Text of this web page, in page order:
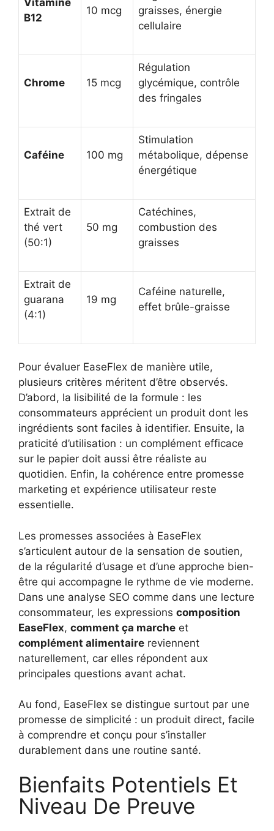
B12
10 mcg
graisses, énergie
cellulaire
Chrome 15 mcg
Régulation
glycémique, contrôle
des fringales
Caféine 100 mg
Stimulation
métabolique, dépense
énergétique
Extrait de
thé vert
(50:1)
50 mg
Catéchines,
combustion des
graisses
Extrait de
guarana
(4:1)
19 mg
Caféine naturelle,
effet brûle-graisse
Pour évaluer EaseFlex de manière utile,
plusieurs critères méritent d’être observés.
D’abord, la lisibilité de la formule : les
consommateurs apprécient un produit dont les
ingrédients sont faciles à identifier. Ensuite, la
praticité d’utilisation : un complément efficace
sur le papier doit aussi être réaliste au
quotidien. Enfin, la cohérence entre promesse
marketing et expérience utilisateur reste
essentielle.
Les promesses associées à EaseFlex
s’articulent autour de la sensation de soutien,
de la régularité d’usage et d’une approche bien-
être qui accompagne le rythme de vie moderne.
Dans une analyse SEO comme dans une lecture
consommateur, les expressions composition
EaseFlex, comment ça marche et
complément alimentaire reviennent
naturellement, car elles répondent aux
principales questions avant achat.
Au fond, EaseFlex se distingue surtout par une
promesse de simplicité : un produit direct, facile
à comprendre et conçu pour s’installer
durablement dans une routine santé.
Bienfaits Potentiels Et
Niveau De Preuve